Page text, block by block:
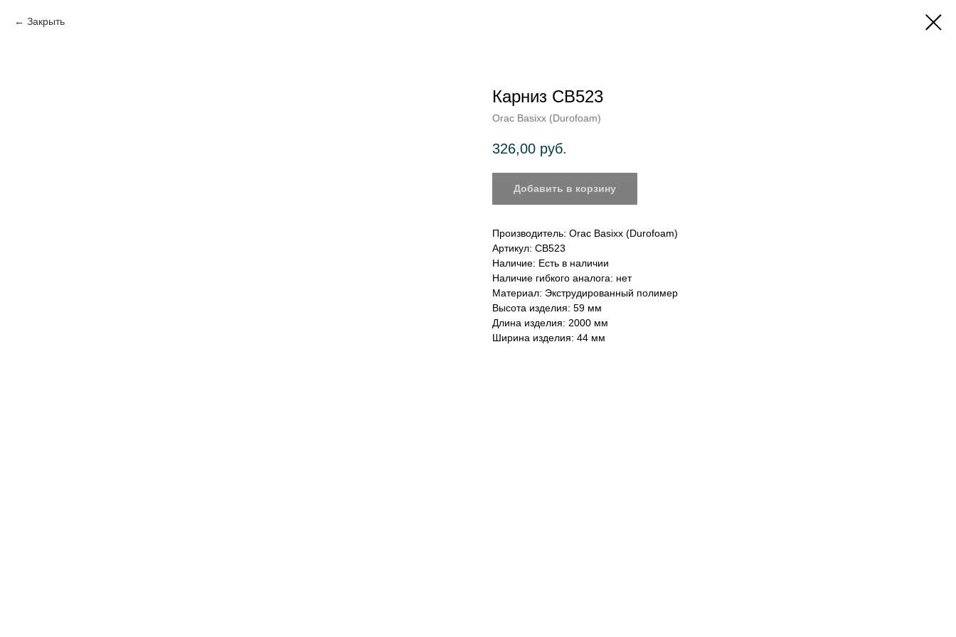
Закрыть
Карниз CB523
Orac Basixx (Durofoam)
326,00 руб.
Добавить в корзину
Производитель: Orac Basixx (Durofoam)
Артикул: CB523
Наличие: Есть в наличии
Наличие гибкого аналога: нет
Материал: Экструдированный полимер
Высота изделия: 59 мм
Длина изделия: 2000 мм
Ширина изделия: 44 мм